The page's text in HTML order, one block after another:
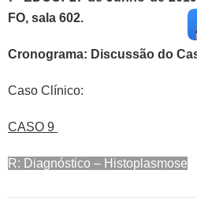
FO, sala 602.
Cronograma: Discussão do
Caso Clínico:
CASO 9
R: Diagnóstico – Histoplasmose